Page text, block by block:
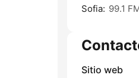
Sofia: 99.1
Sitio web